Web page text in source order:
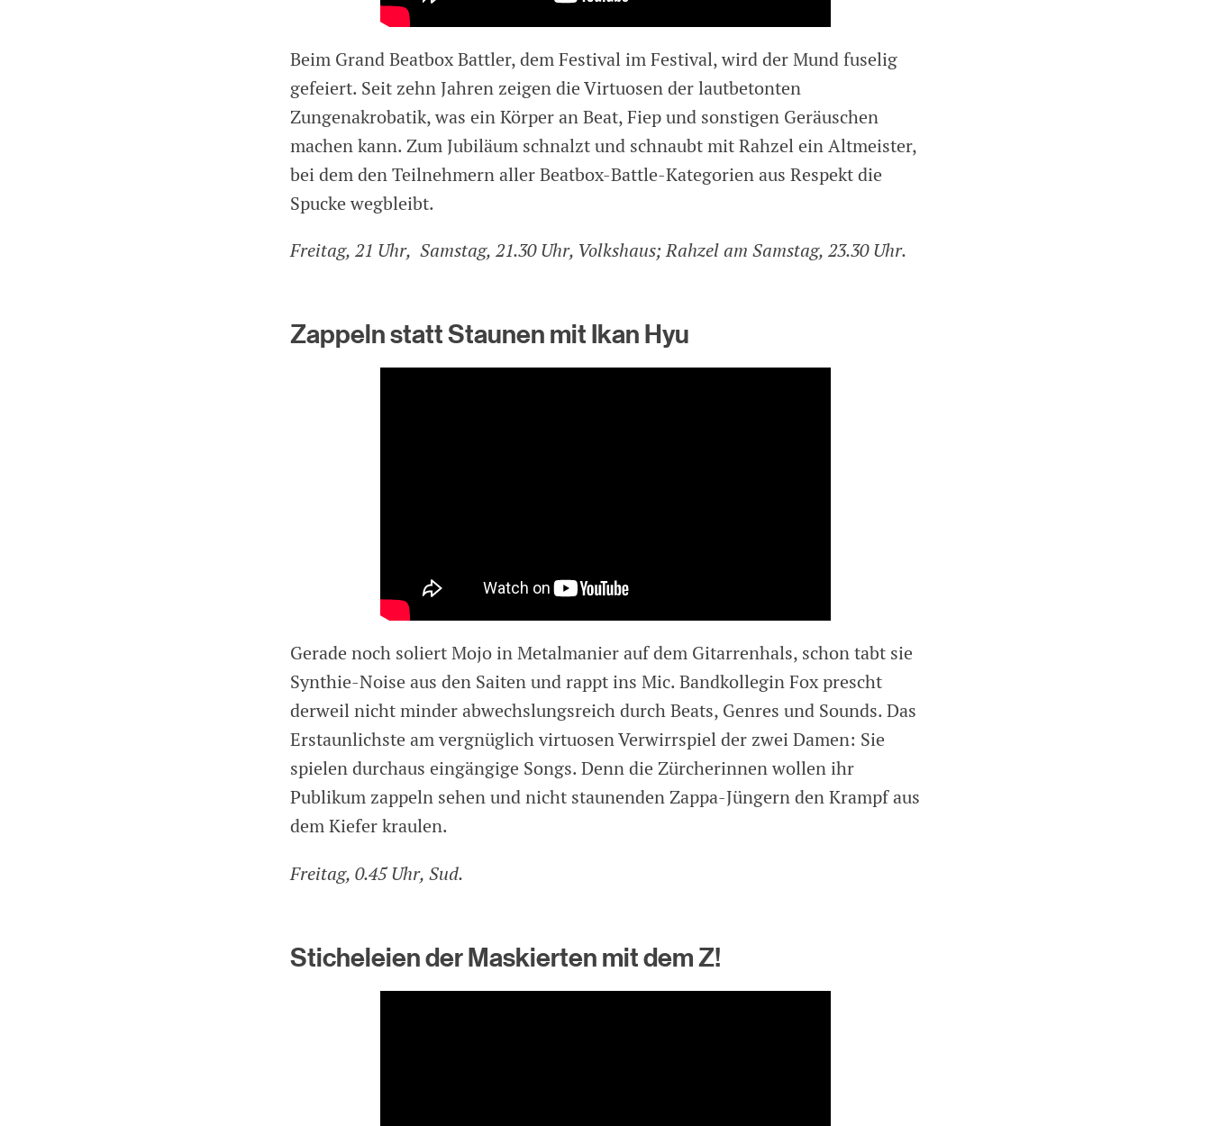
Beim Grand Beatbox Battler, dem Festival im Festival, wird der Mund fuselig
gefeiert. Seit zehn Jahren zeigen die Virtuosen der lautbetonten
Zungenakrobatik, was ein Körper an Beat, Fiep und sonstigen Geräuschen
machen kann. Zum Jubiläum schnalzt und schnaubt mit Rahzel ein Altmeister,
bei dem den Teilnehmern aller Beatbox-Battle-Kategorien aus Respekt die
Spucke wegbleibt.
Freitag, 21 Uhr, Samstag, 21.30 Uhr, Volkshaus; Rahzel am Samstag, 23.30 Uhr.
Zappeln statt Staunen mit Ikan Hyu
Gerade noch soliert Mojo in Metalmanier auf dem Gitarrenhals, schon tabt sie
Synthie-Noise aus den Saiten und rappt ins Mic. Bandkollegin Fox prescht
derweil nicht minder abwechslungsreich durch Beats, Genres und Sounds. Das
Erstaunlichste am vergnüglich virtuosen Verwirrspiel der zwei Damen: Sie
spielen durchaus eingängige Songs. Denn die Zürcherinnen wollen ihr
Publikum zappeln sehen und nicht staunenden Zappa-Jüngern den Krampf aus
dem Kiefer kraulen.
Freitag, 0.45 Uhr, Sud.
Sticheleien der Maskierten mit dem Z!